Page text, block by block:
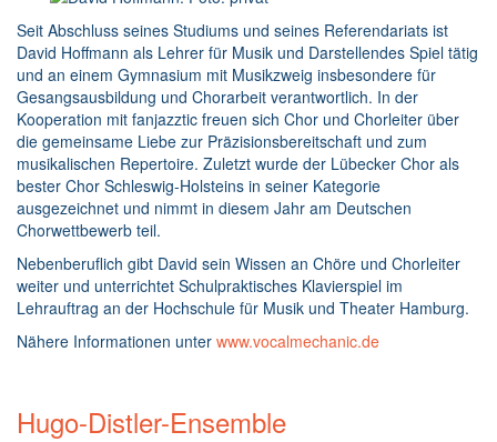
Seit Abschluss seines Studiums und seines Referendariats ist
David Hoffmann als Lehrer für Musik und Darstellendes Spiel tätig
und an einem Gymnasium mit Musikzweig insbesondere für
Gesangsausbildung und Chorarbeit verantwortlich. In der
Kooperation mit fanjazztic freuen sich Chor und Chorleiter über
die gemeinsame Liebe zur Präzisionsbereitschaft und zum
musikalischen Repertoire. Zuletzt wurde der Lübecker Chor als
bester Chor Schleswig-Holsteins in seiner Kategorie
ausgezeichnet und nimmt in diesem Jahr am Deutschen
Chorwettbewerb teil.
Nebenberuflich gibt David sein Wissen an Chöre und Chorleiter
weiter und unterrichtet Schulpraktisches Klavierspiel im
Lehrauftrag an der Hochschule für Musik und Theater Hamburg.
Nähere Informationen unter www.vocalmechanic.de
Hugo-Distler-Ensemble